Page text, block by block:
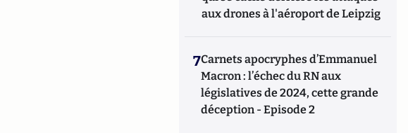
aux drones à l'aéroport de Leipzig
7Carnets apocryphes d’Emmanuel
Macron : l’échec du RN aux
législatives de 2024, cette grande
déception - Episode 2